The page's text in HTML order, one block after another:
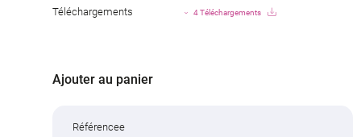
Téléchargements 4 Téléchargements
Ajouter au panier
Référencee